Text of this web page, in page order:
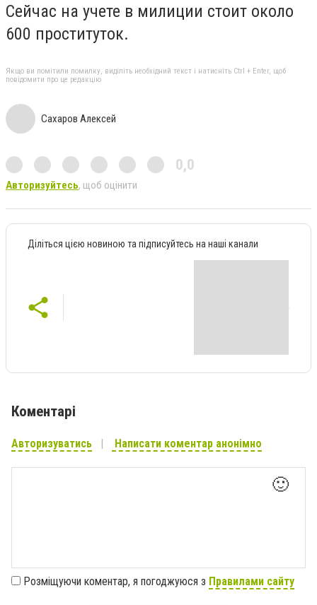
Сейчас на учете в милиции стоит около
600 проституток.
Якщо ви помітили помилку, виділіть необхідний текст і натисніть Ctrl + Enter, щоб
повідомити про це редакцію
Сахаров Алексей
0,0
Авторизуйтесь, щоб оцінити
Діліться цією новиною та підписуйтесь на наші канали
Коментарі
Авторизуватись Написати коментар анонімно
🙂
Розміщуючи коментар, я погоджуюся з Правилами сайту